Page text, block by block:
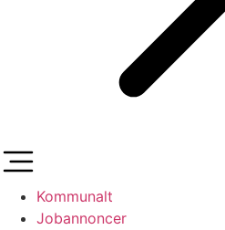
Kommunalt
Jobannoncer